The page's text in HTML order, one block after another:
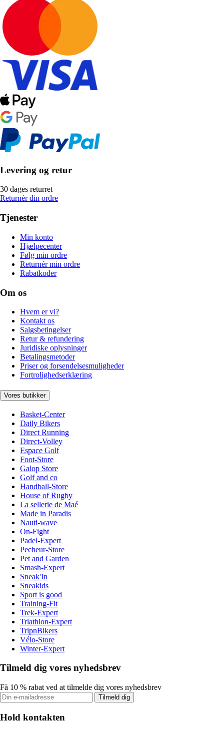
Levering og retur
30 dages returret
Returnér din ordre
Tjenester
Min konto
Hjælpecenter
Følg min ordre
Returnér min ordre
Rabatkoder
Om os
Hvem er vi?
Kontakt os
Salgsbetingelser
Retur & refundering
Juridiske oplysninger
Betalingsmetoder
Priser og forsendelsesmuligheder
Fortrolighedserklæring
Vores butikker
Basket-Center
Daily Bikers
Direct Running
Direct-Volley
Espace Golf
Foot-Store
Galop Store
Golf and co
Handball-Store
House of Rugby
La sellerie de Maé
Made in Paradis
Nauti-wave
On-Fight
Padel-Expert
Pecheur-Store
Pet and Garden
Smash-Expert
Sneak'In
Sneakids
Sport is good
Training-Fit
Trek-Expert
Triathlon-Expert
TripnBikers
Vélo-Store
Winter-Expert
Tilmeld dig vores nyhedsbrev
Få 10 % rabat ved at tilmelde dig vores nyhedsbrev
Tilmeld dig
Hold kontakten